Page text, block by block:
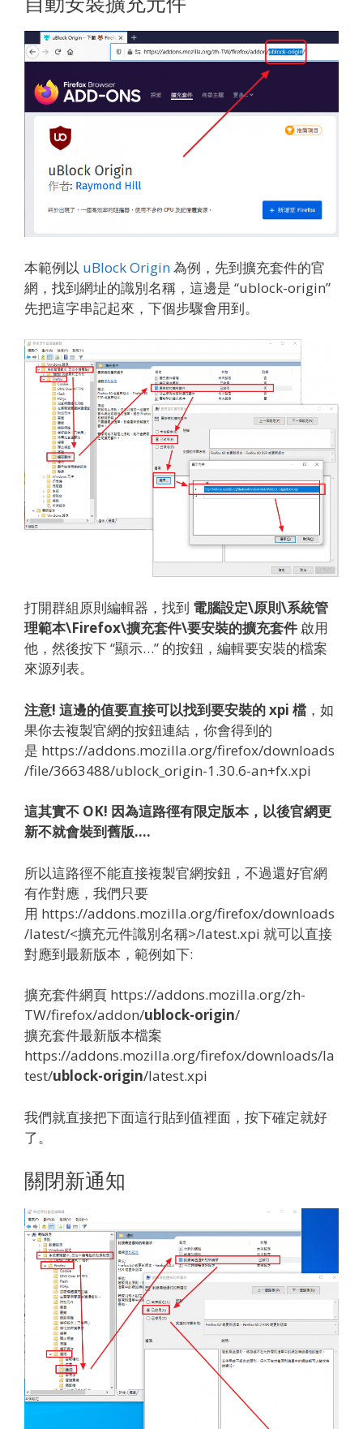
本範例以 uBlock Origin為例，先到擴充套件的官
網，找到網址的識別名稱，這邊是 “ublock-origin”
先把這字串記起來，下個步驟會用到。
打開群組原則編輯器，找到 電腦設定\原則\系統管
理範本\Firefox\擴充套件\要安裝的擴充套件 啟用
他，然後按下 “顯示…” 的按鈕，編輯要安裝的檔案
來源列表。
注意! 這邊的值要直接可以找到要安裝的 xpi 檔 ，如
果你去複製官網的按鈕連結，你會得到的
是 https://addons.mozilla.org/firefox/downloads
/file/3663488/ublock_origin-1.30.6-an+fx.xpi
這其實不 OK! 因為這路徑有限定版本，以後官網更
新不就會裝到舊版….
所以這路徑不能直接複製官網按鈕，不過還好官網
有作對應，我們只要
用 https://addons.mozilla.org/firefox/downloads
/latest/<擴充元件識別名稱>/latest.xpi 就可以直接
對應到最新版本，範例如下:
擴充套件網頁 https://addons.mozilla.org/zh-
TW/firefox/addon/ublock-origin/
擴充套件最新版本檔案
https://addons.mozilla.org/firefox/downloads/la
test/ublock-origin/latest.xpi
我們就直接把下面這行貼到值裡面，按下確定就好
了。
關閉新通知